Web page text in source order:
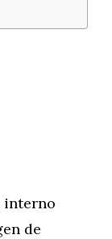
interno
de